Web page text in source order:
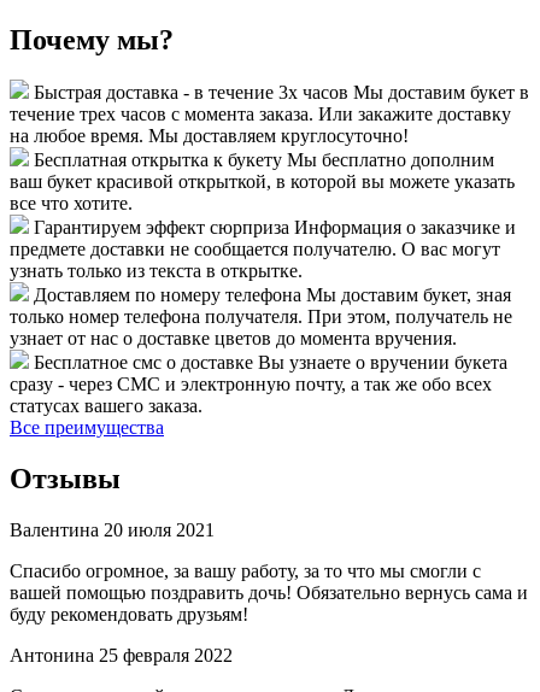
Почему мы?
Быстрая доставка - в течение 3х часов Мы доставим букет в
течение трех часов с момента заказа. Или закажите доставку
на любое время. Мы доставляем круглосуточно!
Бесплатная открытка к букету Мы бесплатно дополним
ваш букет красивой открыткой, в которой вы можете указать
все что хотите.
Гарантируем эффект сюрприза Информация о заказчике и
предмете доставки не сообщается получателю. О вас могут
узнать только из текста в открытке.
Доставляем по номеру телефона Мы доставим букет, зная
только номер телефона получателя. При этом, получатель не
узнает от нас о доставке цветов до момента вручения.
Бесплатное смс о доставке Вы узнаете о вручении букета
сразу - через СМС и электронную почту, а так же обо всех
статусах вашего заказа.
Все преимущества
Отзывы
Валентина 20 июля 2021
Спасибо огромное, за вашу работу, за то что мы смогли с
вашей помощью поздравить дочь! Обязательно вернусь сама и
буду рекомендовать друзьям!
Антонина 25 февраля 2022